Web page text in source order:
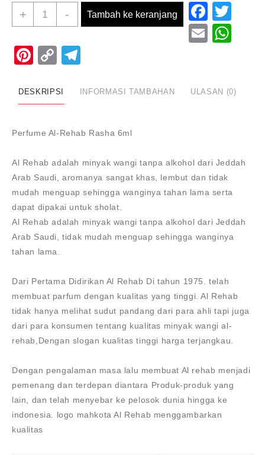
+
Kuantitas
RASHA
- Tambah ke keranjang
Email
Pinterest
Copy
DESKRIPSI INFORMASI TAMBAHAN ULASAN (0)
Perfume Al-Rehab Rasha 6ml
Al Rehab adalah minyak wangi tanpa alkohol dari Jeddah
Arab Saudi, aromanya sangat khas, lembut dan tidak
mudah menguap sehingga wanginya tahan lama serta
dapat dipakai untuk sholat.
Al Rehab adalah minyak wangi tanpa alkohol dari Jeddah
Arab Saudi, tidak mudah menguap sehingga wanginya
tahan lama.
Dari Pertama Didirikan Al Rehab Di tahun 1975. telah
membuat parfum dengan kualitas yang tinggi. Al Rehab
tidak hanya melihat sudut pandang dari para ahli tapi juga
dari para konsumen tentang kualitas minyak wangi al-
rehab,Dengan slogan kualitas tinggi harga terjangkau.
Dengan pengalaman masa lalu membuat Al rehab menjadi
pemenang dan terdepan diantara Produk-produk yang
lain, dan telah menyebar ke pelosok dunia hingga ke
indonesia. logo mahkota Al Rehab menggambarkan
kualitas